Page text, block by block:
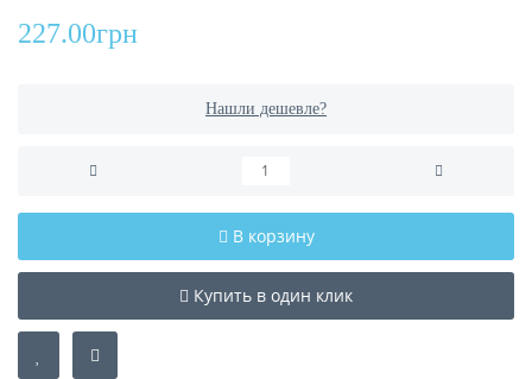
227.00грн
Нашли дешевле?
В корзину
Купить в один клик